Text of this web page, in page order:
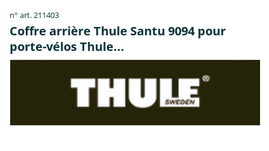
n° art. 211403
Coffre arrière Thule Santu 9094 pour
porte-vélos Thule...